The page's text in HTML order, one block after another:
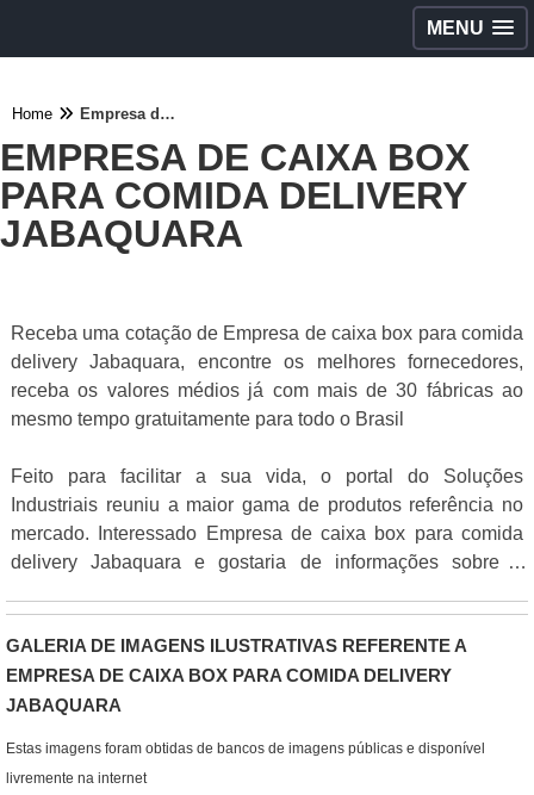
MENU
Home Empresa de caixa box para comida delivery Jabaquara
EMPRESA DE CAIXA BOX
PARA COMIDA DELIVERY
JABAQUARA
Receba uma cotação de Empresa de caixa box para comida
delivery Jabaquara, encontre os melhores fornecedores,
receba os valores médios já com mais de 30 fábricas ao
mesmo tempo gratuitamente para todo o Brasil
Feito para facilitar a sua vida, o portal do Soluções
Industriais reuniu a maior gama de produtos referência no
mercado. Interessado Empresa de caixa box para comida
delivery Jabaquara e gostaria de informações sobre o
GALERIA DE IMAGENS ILUSTRATIVAS REFERENTE A
EMPRESA DE CAIXA BOX PARA COMIDA DELIVERY
JABAQUARA
Estas imagens foram obtidas de bancos de imagens públicas e disponível
livremente na internet